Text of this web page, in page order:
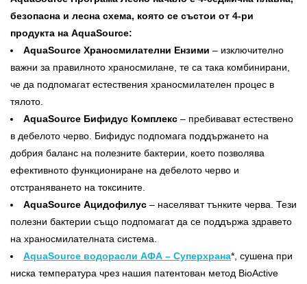
безопасна и лесна схема, която се състои от 4-ри
продукта на AquaSource:
AquaSource Храносмилателни Ензими – изключително
важни за правилното храносмилане, те са така комбинирани,
че да подпомагат естествения храносмилателен процес в
тялото.
AquaSource Бифидус Комплекс – пребивават естествено
в дебелото черво. Бифидус подпомага поддържането на
добрия баланс на полезните бактерии, което позволява
ефективното функциониране на дебелото черво и
отстраняването на токсините.
AquaSource Ацидофилус – населяват тънките черва. Тези
полезни бактерии също подпомагат да се поддържа здравето
на храносмилателната система.
AquaSource водорасли АФА – Суперхрана*, сушена при
ниска температура чрез нашия патентован метод BioActive